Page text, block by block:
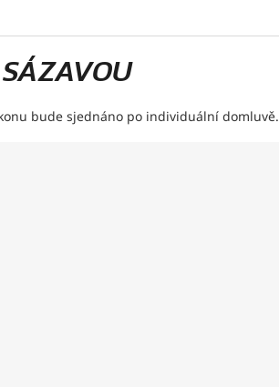
bude sjednáno po individuální domluvě.